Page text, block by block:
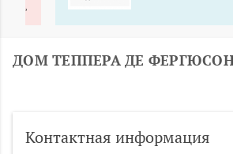
ДОМ ТЕППЕРА ДЕ
Контактная информация